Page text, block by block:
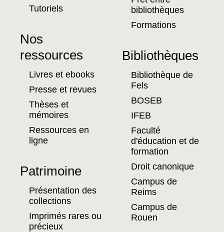
Tutoriels
Nos
ressources
Livres et ebooks
Presse et revues
Thèses et
mémoires
Ressources en
ligne
Patrimoine
Présentation des
collections
Imprimés rares ou
précieux
bibliothèques
Formations
Bibliothèques
Bibliothèque de
Fels
BOSEB
IFEB
Faculté
d'éducation et de
formation
Droit canonique
Campus de
Reims
Campus de
Rouen